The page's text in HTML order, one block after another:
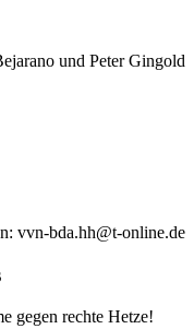
und Peter Gingold
vvn-bda.hh@t-online.de
gegen rechte Hetze!